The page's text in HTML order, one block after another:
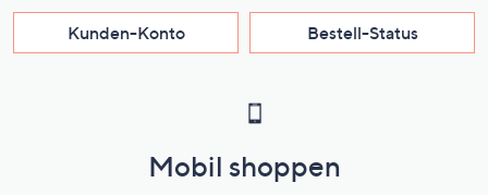
Kunden-Konto Bestell-Status
Mobil shoppen